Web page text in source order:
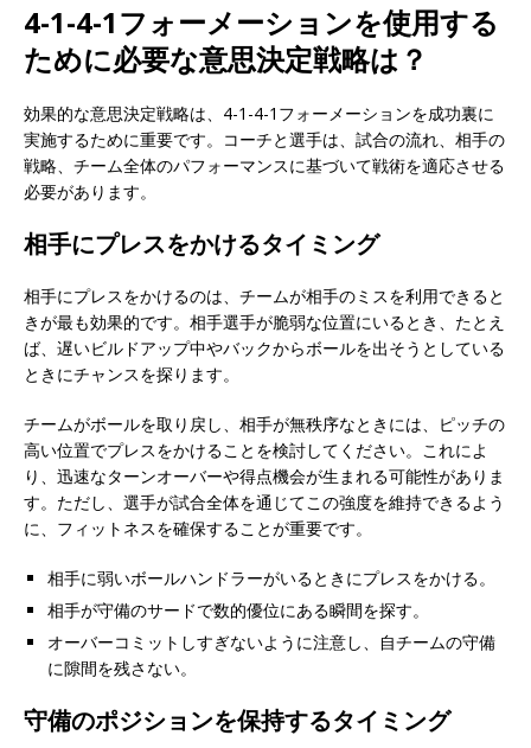
4-1-4-1フォーメーションを使用する
ために必要な意思決定戦略は？
効果的な意思決定戦略は、4-1-4-1フォーメーションを成功裏に
実施するために重要です。コーチと選手は、試合の流れ、相手の
戦略、チーム全体のパフォーマンスに基づいて戦術を適応させる
必要があります。
相手にプレスをかけるタイミング
相手にプレスをかけるのは、チームが相手のミスを利用できると
きが最も効果的です。相手選手が脆弱な位置にいるとき、たとえ
ば、遅いビルドアップ中やバックからボールを出そうとしている
ときにチャンスを探ります。
チームがボールを取り戻し、相手が無秩序なときには、ピッチの
高い位置でプレスをかけることを検討してください。これによ
り、迅速なターンオーバーや得点機会が生まれる可能性がありま
す。ただし、選手が試合全体を通じてこの強度を維持できるよう
に、フィットネスを確保することが重要です。
相手に弱いボールハンドラーがいるときにプレスをかける。
相手が守備のサードで数的優位にある瞬間を探す。
オーバーコミットしすぎないように注意し、自チームの守備
に隙間を残さない。
守備のポジションを保持するタイミング